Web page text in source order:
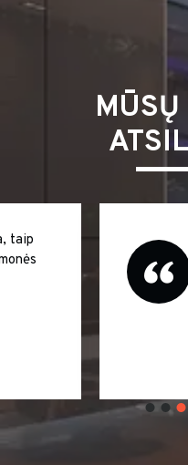
Nuoširdžiai
kirpyklos